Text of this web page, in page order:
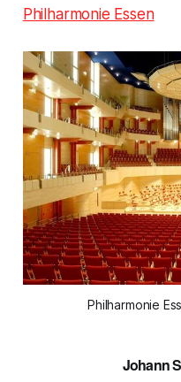
Philharmonie Essen
Philharmonie
Johann